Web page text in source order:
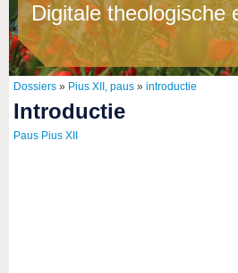
Digitale theologische
Dossiers » Pius XII, paus » introductie
introductie
Paus Pius XII